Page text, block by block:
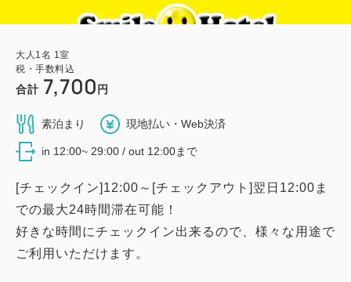
大人 1 名 1 室
税・手数料込
合計 7,700 円
素泊まり 現地払い・Web決済
in 12:00~ 29:00 / out 12:00まで
[チェックイン]12:00～[チェックアウト]翌日12:00ま
での最大24時間滞在可能！
好きな時間にチェックイン出来るので、様々な用途で
ご利用いただけます。